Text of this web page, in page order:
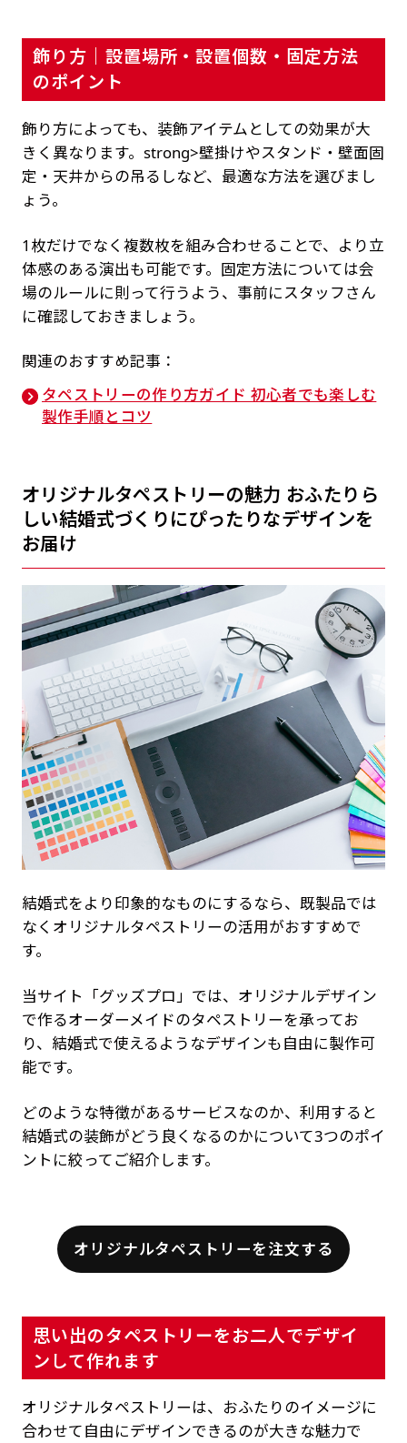
飾り方｜設置場所・設置個数・固定方法
のポイント
飾り方によっても、装飾アイテムとしての効果が大
きく異なります。strong>壁掛けやスタンド・壁面固
定・天井からの吊るしなど、最適な方法を選びまし
ょう。
1枚だけでなく複数枚を組み合わせることで、より立
体感のある演出も可能です。固定方法については会
場のルールに則って行うよう、事前にスタッフさん
に確認しておきましょう。
関連のおすすめ記事：
タペストリーの作り方ガイド 初心者でも楽しむ
製作手順とコツ
オリジナルタペストリーの魅力 おふたりら
しい結婚式づくりにぴったりなデザインを
お届け
結婚式をより印象的なものにするなら、既製品では
なくオリジナルタペストリーの活用がおすすめで
す。
当サイト「グッズプロ」では、オリジナルデザイン
で作るオーダーメイドのタペストリーを承ってお
り、結婚式で使えるようなデザインも自由に製作可
能です。
どのような特徴があるサービスなのか、利用すると
結婚式の装飾がどう良くなるのかについて3つのポイ
ントに絞ってご紹介します。
オリジナルタペストリーを注文する
思い出のタペストリーをお二人でデザイ
ンして作れます
オリジナルタペストリーは、おふたりのイメージに
合わせて自由にデザインできるのが大きな魅力で